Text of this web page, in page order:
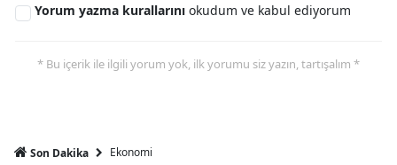
Yorum yazma kurallarını okudum ve kabul ediyorum
* Bu içerik ile ilgili yorum yok, ilk yorumu siz yazın, tartışalım *
Son Dakika Ekonomi